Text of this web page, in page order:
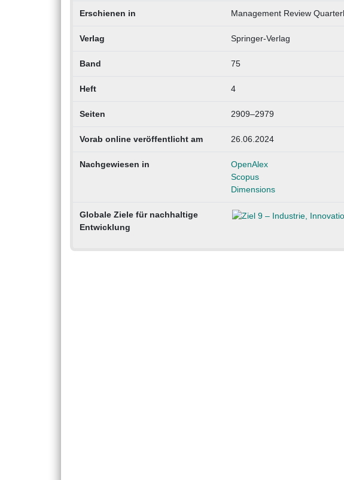
Erschienen in Management Review
Verlag Springer-Verlag
Band 75
Heft 4
Seiten 2909–2979
Vorab online veröffentlicht am 26.06.2024
Nachgewiesen in
OpenAlex
Scopus
Dimensions
Globale Ziele für nachhaltige
Entwicklung